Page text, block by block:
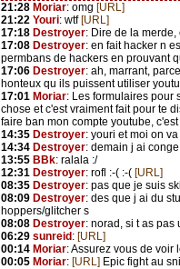
21:28 Moriar: omg [URL]
21:22 Youri: wtf [URL]
17:18 Destroyer: Dire de la merde,
17:08 Destroyer: en fait hacker n
permbans de hackers en prouvant
17:06 Destroyer: ah, marrant,
honteux qu ils puissent utiliser
17:01 Moriar: Les formulaires pour
chose et c'est vraiment fait pour te
faire ban mon compte youtube,
14:35 Destroyer: youri et moi on
14:34 Destroyer: demain j ai conge
13:55 BBk: ralala :/
12:31 Destroyer: rofl :-( :-( [URL]
08:35 Destroyer: pas que je suis
08:09 Destroyer: des que j ai du
hoppers/glitcher s
08:08 Destroyer: norad, si t as
06:29 sunreid : [URL]
00:14 Moriar: Assurez vous de voir
00:05 Moriar: [URL] Epic fight au